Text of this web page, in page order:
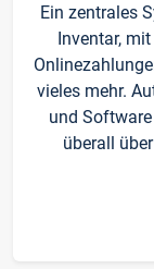
Ein zentrales
Inventar,
vieles mehr.
und
überall